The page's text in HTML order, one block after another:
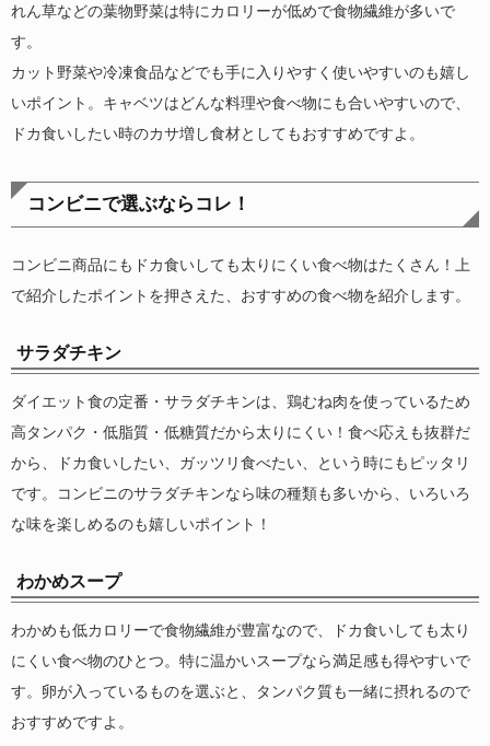
れん草などの葉物野菜は特にカロリーが低めで食物繊維が多いで
す。
カット野菜や冷凍食品などでも手に入りやすく使いやすいのも嬉し
いポイント。キャベツはどんな料理や食べ物にも合いやすいので、
ドカ食いしたい時のカサ増し食材としてもおすすめですよ。
コンビニで選ぶならコレ！
コンビニ商品にもドカ食いしても太りにくい食べ物はたくさん！上
で紹介したポイントを押さえた、おすすめの食べ物を紹介します。
サラダチキン
ダイエット食の定番・サラダチキンは、鶏むね肉を使っているため
高タンパク・低脂質・低糖質だから太りにくい！食べ応えも抜群だ
から、ドカ食いしたい、ガッツリ食べたい、という時にもピッタリ
です。コンビニのサラダチキンなら味の種類も多いから、いろいろ
な味を楽しめるのも嬉しいポイント！
わかめスープ
わかめも低カロリーで食物繊維が豊富なので、ドカ食いしても太り
にくい食べ物のひとつ。特に温かいスープなら満足感も得やすいで
す。卵が入っているものを選ぶと、タンパク質も一緒に摂れるので
おすすめですよ。